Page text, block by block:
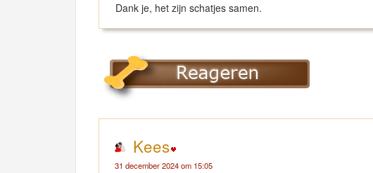
Dank je, het zijn schatjes samen.
Kees
31 december 2024 om 15:05